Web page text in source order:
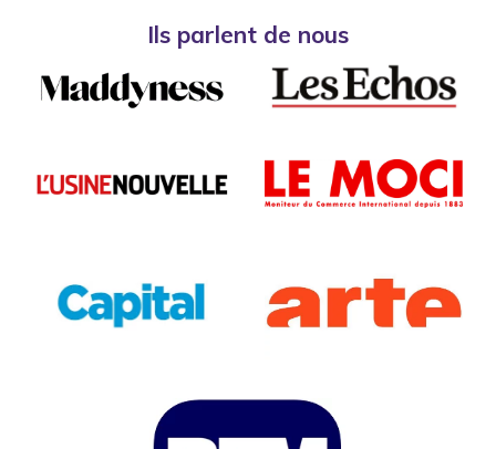
Ils parlent de nous